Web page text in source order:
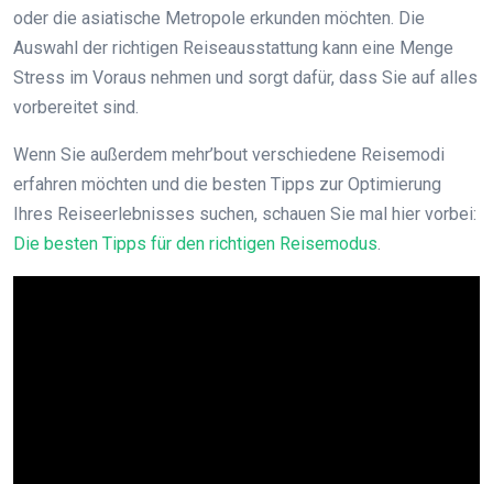
oder die asiatische Metropole erkunden möchten. Die
Auswahl der richtigen Reiseausstattung kann eine Menge
Stress im Voraus nehmen und sorgt dafür, dass Sie auf alles
vorbereitet sind.
Wenn Sie außerdem mehr’bout verschiedene Reisemodi
erfahren möchten und die besten Tipps zur Optimierung
Ihres Reiseerlebnisses suchen, schauen Sie mal hier vorbei:
Die besten Tipps für den richtigen Reisemodus.